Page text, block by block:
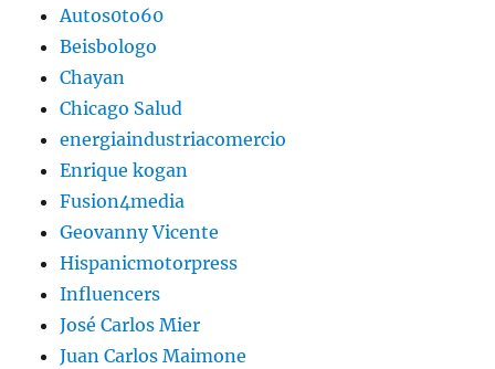
Autos0to60
Beisbologo
Chayan
Chicago Salud
energiaindustriacomercio
Enrique kogan
Fusion4media
Geovanny Vicente
Hispanicmotorpress
Influencers
José Carlos Mier
Juan Carlos Maimone